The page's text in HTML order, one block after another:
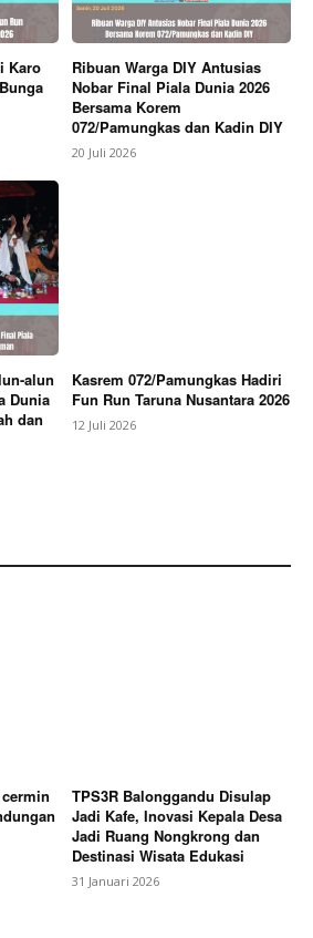
Karo
Ribuan Warga DIY Antusias
Nobar Final Piala Dunia 2026
Bersama Korem
072/Pamungkas dan Kadin DIY
20 Juli 2026
alun
Dunia
dan
Kasrem 072/Pamungkas Hadiri
Fun Run Taruna Nusantara 2026
12 Juli 2026
TPS3R Balonggandu Disulap
Jadi Kafe, Inovasi Kepala Desa
Jadi Ruang Nongkrong dan
Destinasi Wisata Edukasi
31 Januari 2026